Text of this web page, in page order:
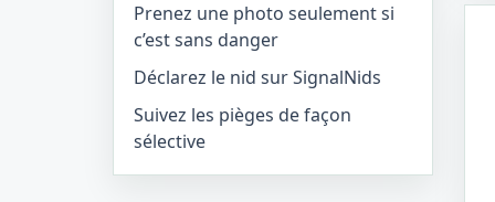
Prenez une photo seulement si
c’est sans danger
Déclarez le nid sur SignalNids
Suivez les pièges de façon
sélective